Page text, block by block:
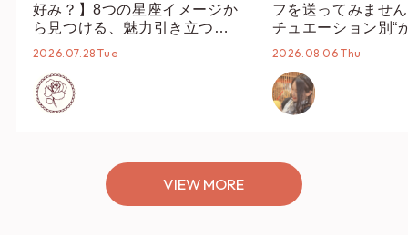
好み？】8つの星座イメージか
ら見つける、魅力引き立つス
タイリング♡
2026.07.28 Tue
フを送ってみませ
チュエーション別“
オススメ【ショッ
2026.08.06 Thu
VIEW MORE